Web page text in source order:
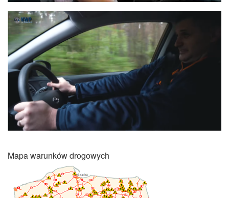
Mapa warunków drogowych